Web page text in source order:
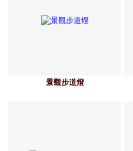
景觀步道燈